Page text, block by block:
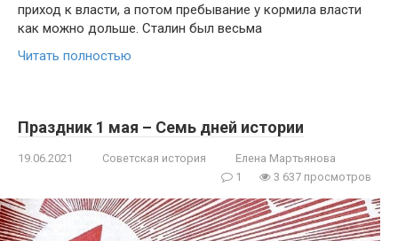
приход к власти, а потом пребывание у кормила власти
как можно дольше. Сталин был весьма
Читать полностью
Праздник 1 мая – Семь дней истории
19.06.2021 Советская история
Елена Мартьянова
1
3 637 просмотров